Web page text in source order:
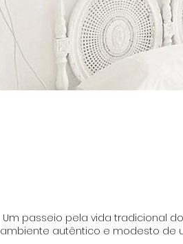
Um passeio pela vida tradicional
ambiente autêntico e modesto de